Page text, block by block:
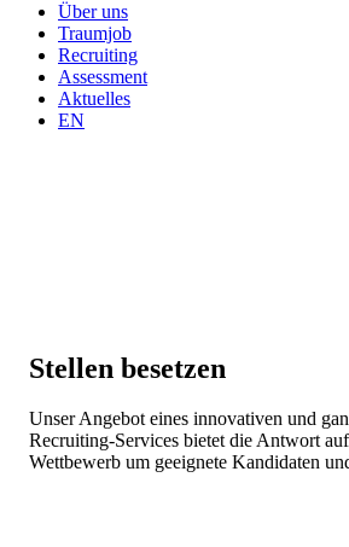
Über uns
Traumjob
Recruiting
Assessment
Aktuelles
EN
Stellen besetzen
Unser Angebot eines innovativen und
Recruiting-Services bietet die Antwort
Wettbewerb um geeignete Kandidaten